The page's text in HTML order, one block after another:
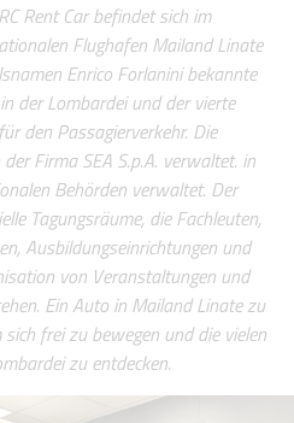
Rent Car befindet sich im
Flughafen Mailand Linate
Enrico Forlanini bekannte
der Lombardei und der vierte
den Passagierverkehr. Die
Firma SEA S.p.A. verwaltet. in
Behörden verwaltet. Der
Tagungsräume, die Fachleuten,
Ausbildungseinrichtungen und
von Veranstaltungen und
Ein Auto in Mailand Linate zu
frei zu bewegen und die vielen
zu entdecken.